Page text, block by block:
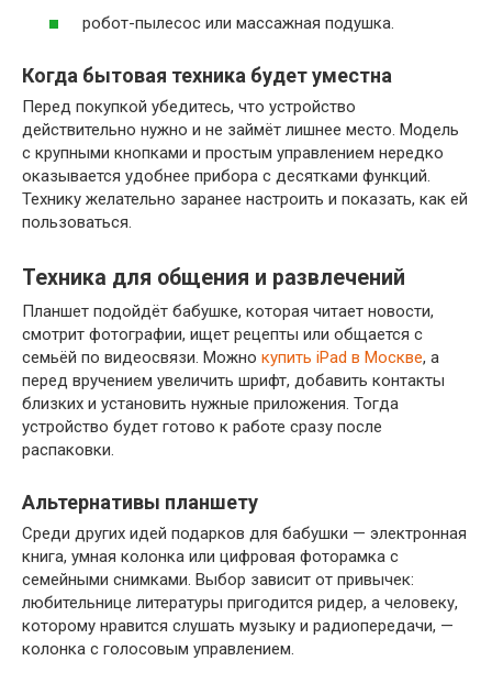
робот-пылесос или массажная подушка.
Когда бытовая техника будет уместна
Перед покупкой убедитесь, что устройство
действительно нужно и не займёт лишнее место. Модель
с крупными кнопками и простым управлением нередко
оказывается удобнее прибора с десятками функций.
Технику желательно заранее настроить и показать, как ей
пользоваться.
Техника для общения и развлечений
Планшет подойдёт бабушке, которая читает новости,
смотрит фотографии, ищет рецепты или общается с
семьёй по видеосвязи. Можно купить iPad в Москве, а
перед вручением увеличить шрифт, добавить контакты
близких и установить нужные приложения. Тогда
устройство будет готово к работе сразу после
распаковки.
Альтернативы планшету
Среди других идей подарков для бабушки — электронная
книга, умная колонка или цифровая фоторамка с
семейными снимками. Выбор зависит от привычек:
любительнице литературы пригодится ридер, а человеку,
которому нравится слушать музыку и радиопередачи, —
колонка с голосовым управлением.